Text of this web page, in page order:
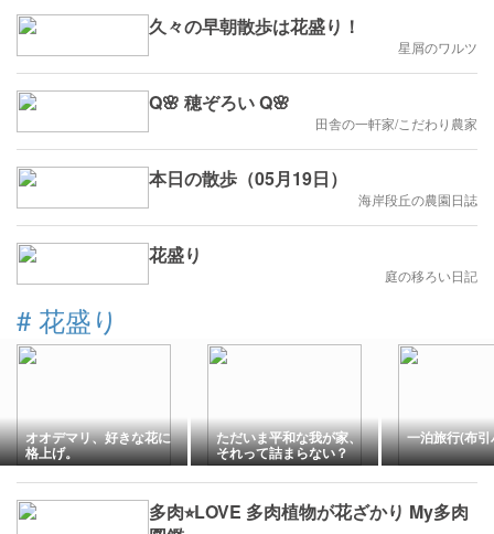
久々の早朝散歩は花盛り！
星屑のワルツ
Q🌸 穂ぞろい Q🌸
田舎の一軒家/こだわり農家
本日の散歩（05月19日）
海岸段丘の農園日誌
花盛り
庭の移ろい日記
# 花盛り
オオデマリ、好きな花に
格上げ。
ただいま平和な我が家、
それって詰まらない？
コメダ珈琲店
一泊旅行(布
多肉⭐︎LOVE 多肉植物が花ざかり My多肉